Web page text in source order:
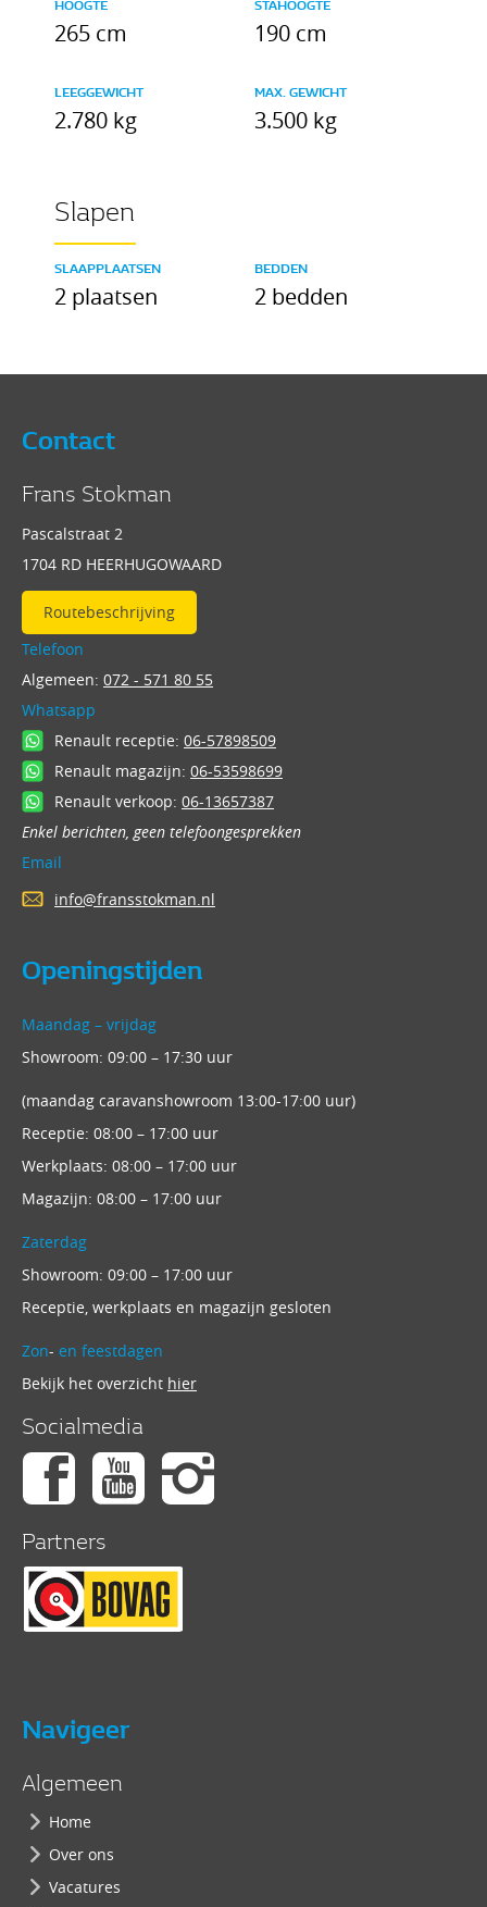
HOOGTE
265 cm
STAHOOGTE
190 cm
LEEGGEWICHT
2.780 kg
MAX. GEWICHT
3.500 kg
Slapen
SLAAPPLAATSEN
2 plaatsen
BEDDEN
2 bedden
Contact
Frans Stokman
Pascalstraat 2
1704 RD HEERHUGOWAARD
Routebeschrijving
Telefoon
Algemeen: 072 - 571 80 55
Whatsapp
Renault receptie: 06-57898509
Renault magazijn: 06-53598699
Renault verkoop: 06-13657387
Enkel berichten, geen telefoongesprekken
Email
info@fransstokman.nl
Openingstijden
Maandag – vrijdag
Showroom: 09:00 – 17:30 uur
(maandag caravanshowroom 13:00-17:00 uur)
Receptie: 08:00 – 17:00 uur
Werkplaats: 08:00 – 17:00 uur
Magazijn: 08:00 – 17:00 uur
Zaterdag
Showroom: 09:00 – 17:00 uur
Receptie, werkplaats en magazijn gesloten
Zon- en feestdagen
Bekijk het overzicht hier
Socialmedia
Partners
Navigeer
Algemeen
Home
Over ons
Vacatures